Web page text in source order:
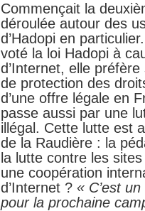
Commençait la
déroulée autour des
d’Hadopi en
voté la loi Hadopi à
d’Internet, elle
de protection des
d’une offre légale en
passe aussi par une
illégal. Cette lutte est
de la Raudière : la
la lutte contre les
une coopération
d’Internet ? « C’est
pour la prochaine